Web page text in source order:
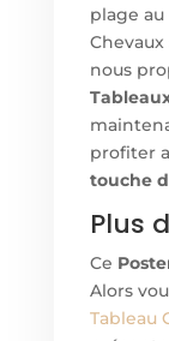
plage
nous
profiter
touche
Plus
Ce
Alors
Tableau